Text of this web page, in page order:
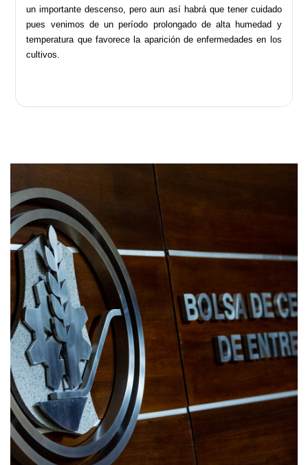
un importante descenso, pero aun así habrá que tener cuidado
pues venimos de un período prolongado de alta humedad y
temperatura que favorece la aparición de enfermedades en los
cultivos.